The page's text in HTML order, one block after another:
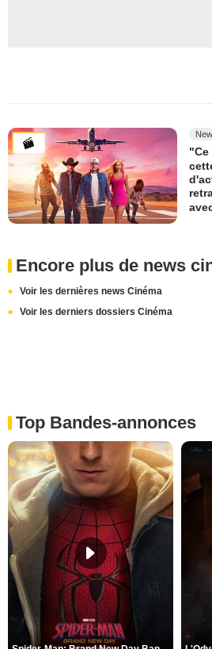
"Ce
Encore plus de news
Voir les dernières news Cinéma
Voir les derniers dossiers Cinéma
Top Bandes-annonces